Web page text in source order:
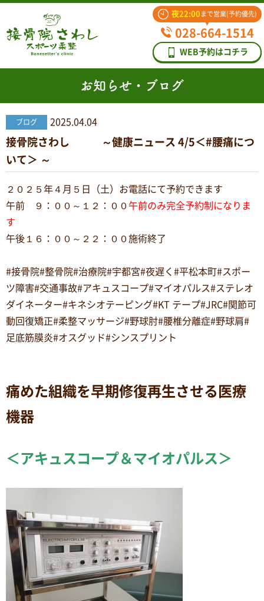
夜22:00 まで営業(予約優先)
028-664-1514
WEB予約はコチラ
お知らせ・ブログ
ブログ 2025.04.04
接骨院さわし ～健康ニュース 4/5＜#腰痛につ
いて＞ ～
２０２５年４月５日（土）お電話にて予約できます
午前 ９：００～１２：００ 午前のみ完全予約制になりま
す
午後１６：００～２２：００施術終了
#接骨院#整骨院#治療院#宇都宮#夜遅く#平松本町#スポー
ツ障害#交通事故#アキュスコープ#マイオパルス#ステレオ
ダイネーター#キネシオテーピング#KT テープ#JRC#関節可
動回復矯正#柔整マッサージ#野球肘#腰椎分離症#野球肩#
足底筋膜炎#オスグッド#シンスプリント
痛めた組織を早期修復再生させる医療
機器
＜アキュスコープ＆マイオパルス＞